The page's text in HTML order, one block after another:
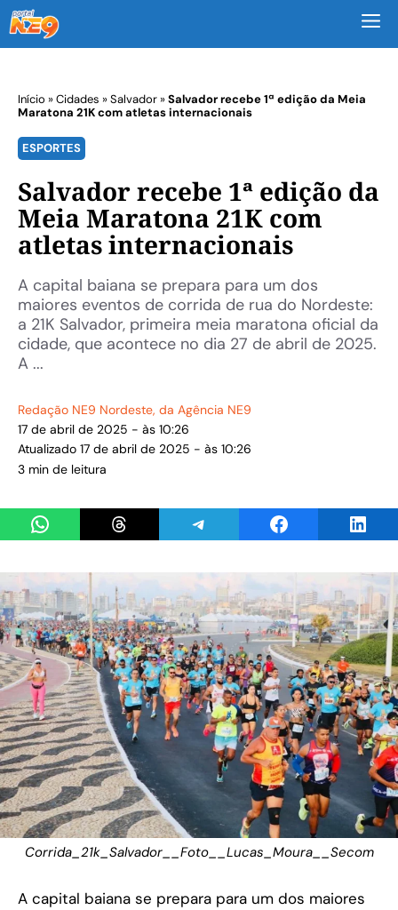
Início »Cidades »Salvador»Salvador recebe 1ª edição da Meia
Maratona 21K com atletas internacionais
ESPORTES
Salvador recebe 1ª edição da
Meia Maratona 21K com
atletas internacionais
A capital baiana se prepara para um dos
maiores eventos de corrida de rua do Nordeste:
a 21K Salvador, primeira meia maratona oficial da
cidade, que acontece no dia 27 de abril de 2025.
A ...
Redação NE9 Nordeste, da Agência NE9
17 de abril de 2025 - às 10:26
Atualizado 17 de abril de 2025 - às 10:26
3 min de leitura
Share on WhatsAppShare on ThreadsShare on TelegramShare on Facebook
Corrida_21k_Salvador__Foto__Lucas_Moura__Secom
A capital baiana se prepara para um dos maiores